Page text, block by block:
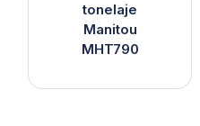
tonelaje
Manitou
MHT790